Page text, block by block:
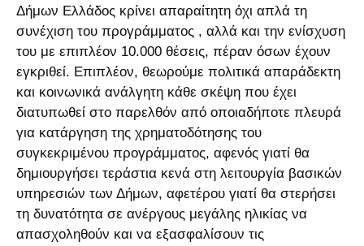
Δήμων Ελλάδος κρίνει απαραίτητη όχι απλά τη
συνέχιση του προγράμματος , αλλά και την ενίσχυση
του με επιπλέον 10.000 θέσεις, πέραν όσων έχουν
εγκριθεί. Επιπλέον, θεωρούμε πολιτικά απαράδεκτη
και κοινωνικά ανάλγητη κάθε σκέψη που έχει
διατυπωθεί στο παρελθόν από οποιαδήποτε πλευρά
για κατάργηση της χρηματοδότησης του
συγκεκριμένου προγράμματος, αφενός γιατί θα
δημιουργήσει τεράστια κενά στη λειτουργία βασικών
υπηρεσιών των Δήμων, αφετέρου γιατί θα στερήσει
τη δυνατότητα σε ανέργους μεγάλης ηλικίας να
απασχοληθούν και να εξασφαλίσουν τις